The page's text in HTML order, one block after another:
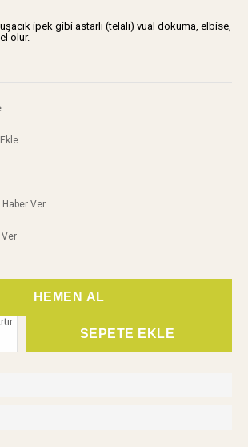
ipek gibi astarlı (telalı) vual dokuma, elbise,
olur.
Ver
Ver